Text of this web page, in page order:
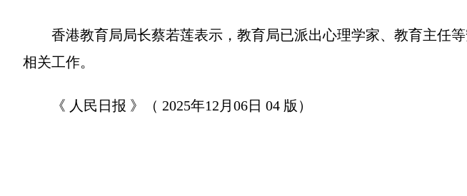
香港教育局局长蔡若莲表示，教育局已派出心理学家、教育主任等
相关工作。
《 人民日报 》（ 2025年12月06日 04 版）